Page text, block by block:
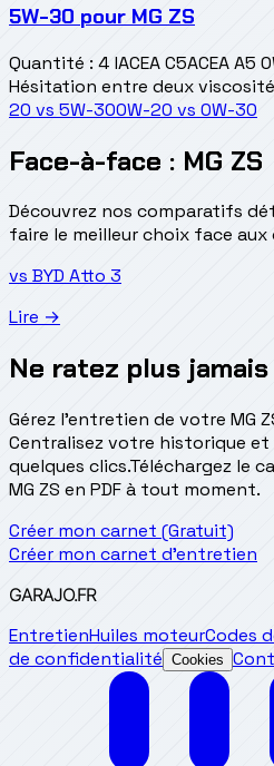
5W-30 pour MG ZS
Quantité : 4 lACEA C5ACEA A5
Hésitation entre deux
20 vs 5W-300W-20 vs 0W-30
Face-à-face : MG ZS
Découvrez nos comparatifs
faire le meilleur choix face
vs BYD Atto 3
Lire →
Ne ratez plus
Gérez l'entretien de votre MG
Centralisez votre historique et
quelques clics.Téléchargez le
MG ZS en PDF à tout moment.
Créer mon carnet (Gratuit)
Créer mon carnet d'entretien
GARAJO.FR
EntretienHuiles moteurCodes
de confidentialité Cookies